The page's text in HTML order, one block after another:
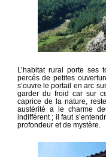
L’habitat rural porte ses
percés de petites
s’ouvre le portail en arc
garder du froid car sur
caprice de la nature,
austérité a le charme
indifférent ; il faut
profondeur et de mystère.